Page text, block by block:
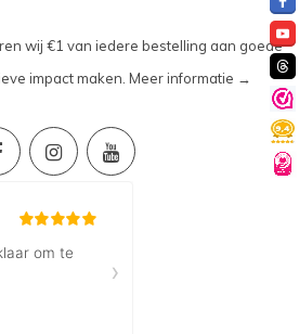
wij €1 van iedere bestelling aan goede
impact maken. Meer informatie →